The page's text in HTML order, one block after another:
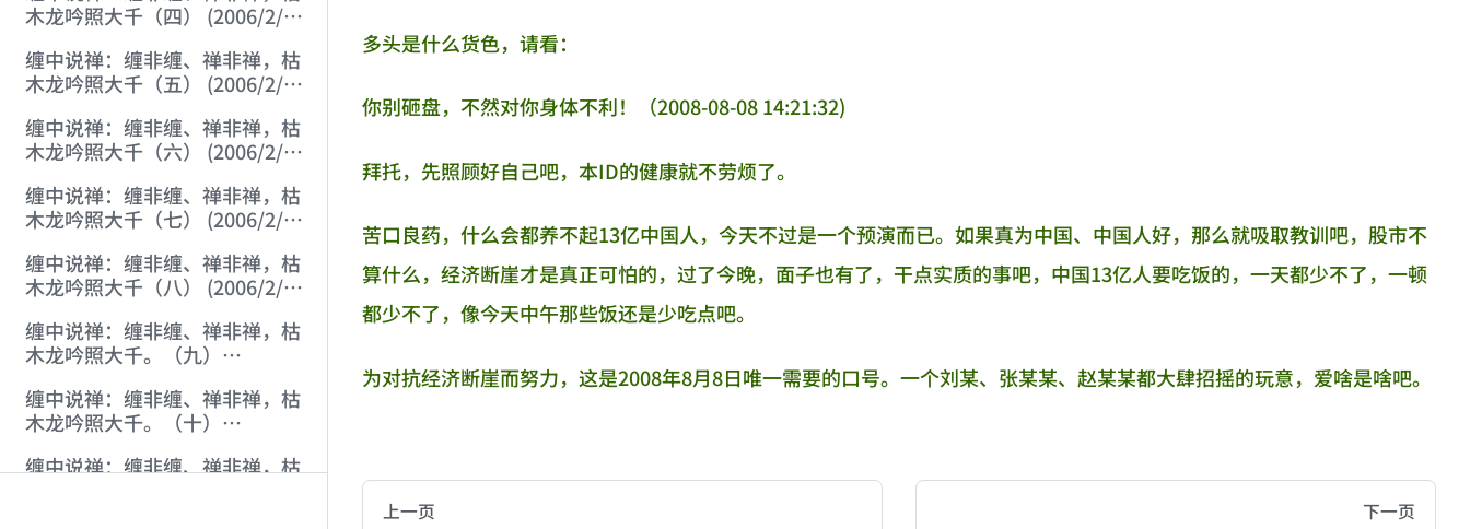
木龙吟照大千（四） (2006/2/1
缠中说禅：缠非缠、禅非禅，枯
木龙吟照大千（五） (2006/2/2
缠中说禅：缠非缠、禅非禅，枯
木龙吟照大千（六） (2006/2/2
缠中说禅：缠非缠、禅非禅，枯
木龙吟照大千（七） (2006/2/2
缠中说禅：缠非缠、禅非禅，枯
木龙吟照大千（八） (2006/2/2
缠中说禅：缠非缠、禅非禅，枯
木龙吟照大千。（九）
缠中说禅：缠非缠、禅非禅，枯
木龙吟照大千。（十）
缠中说禅：缠非缠、禅非禅，枯
多头是什么货色，请看：
你别砸盘，不然对你身体不利！（2008-08-08 14:21:32)
拜托，先照顾好自己吧，本ID的健康就不劳烦了。
苦口良药，什么会都养不起13亿中国人，今天不过是一个预演而已。如果真为中国、中国人好，那么就吸取教训吧，股市不
算什么，经济断崖才是真正可怕的，过了今晚，面子也有了，干点实质的事吧，中国13亿人要吃饭的，一天都少不了，一顿
都少不了，像今天中午那些饭还是少吃点吧。
为对抗经济断崖而努力，这是2008年8月8日唯一需要的口号。一个刘某、张某某、赵某某都大肆招摇的玩意，爱啥是啥吧。
You are reading a page from chzhshch.blog, a free, open-access archive of all original writings by the Chinese blogger
上一页 下一页